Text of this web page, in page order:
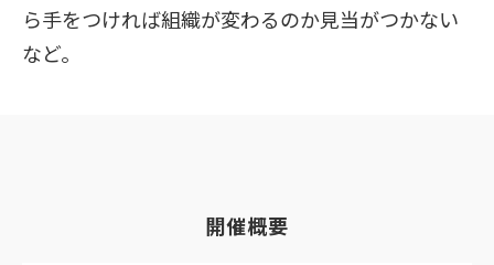
ら手をつければ組織が変わるのか見当がつかない
など。
開催概要